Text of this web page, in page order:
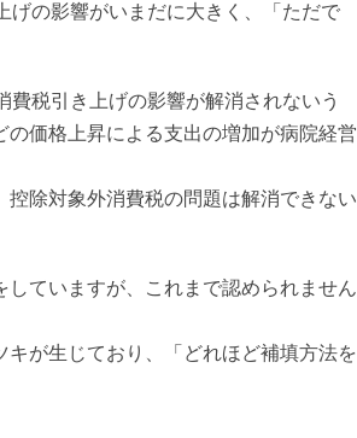
げの影響がいまだに大きく、「ただで
税引き上げの影響が解消されないう
価格上昇による支出の増加が病院経営
除対象外消費税の問題は解消できない
ていますが、これまで認められません
が生じており、「どれほど補填方法を